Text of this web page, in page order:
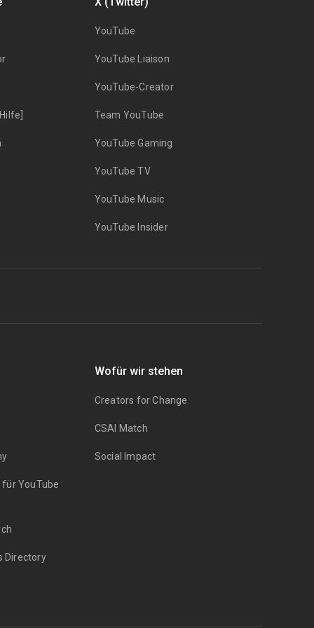
YouTube
YouTube Liaison
YouTube-Creator
Team YouTube
YouTube Gaming
YouTube TV
YouTube Music
YouTube Insider
YouTube
Directory
Wofür wir stehen
Creators for Change
CSAI Match
Social Impact